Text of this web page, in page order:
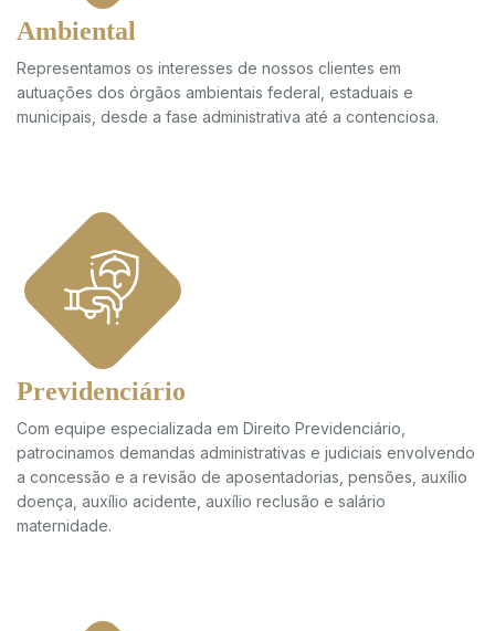
Ambiental
Representamos os interesses de nossos clientes em
autuações dos órgãos ambientais federal, estaduais e
municipais, desde a fase administrativa até a contenciosa.
Previdenciário
Com equipe especializada em Direito Previdenciário,
patrocinamos demandas administrativas e judiciais envolvendo
a concessão e a revisão de aposentadorias, pensões, auxílio
doença, auxílio acidente, auxílio reclusão e salário
maternidade.